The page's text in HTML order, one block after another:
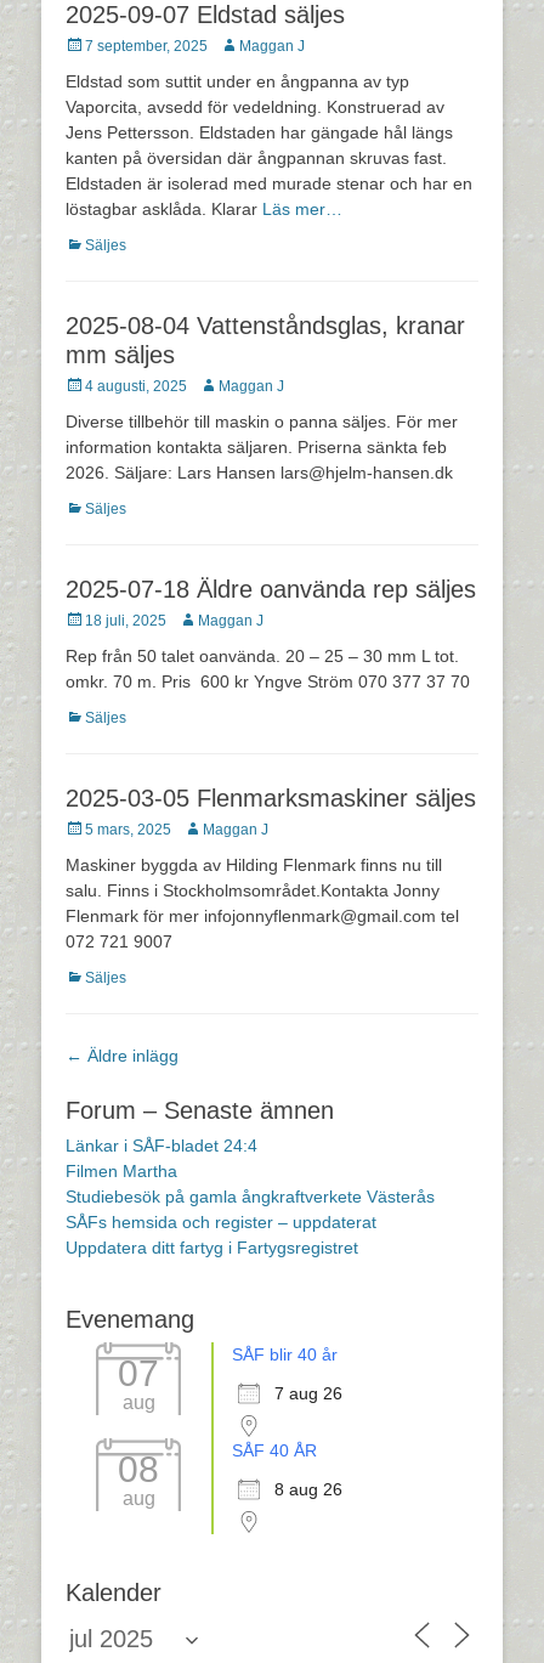
2025-09-07 Eldstad säljes
Postades
7 september, 2025 Författare
Maggan J
Eldstad som suttit under en ångpanna av typ
Vaporcita, avsedd för vedeldning. Konstruerad av
Jens Pettersson. Eldstaden har gängade hål längs
kanten på översidan där ångpannan skruvas fast.
Eldstaden är isolerad med murade stenar och har en
löstagbar asklåda. Klarar Läs mer…
Kategorier
Säljes
2025-08-04 Vattenståndsglas, kranar
mm säljes
Postades
4 augusti, 2025 Författare
Maggan J
Diverse tillbehör till maskin o panna säljes. För mer
information kontakta säljaren. Priserna sänkta feb
2026. Säljare: Lars Hansen lars@hjelm-hansen.dk
Kategorier
Säljes
2025-07-18 Äldre oanvända rep säljes
Postades
18 juli, 2025 Författare
Maggan J
Rep från 50 talet oanvända. 20 – 25 – 30 mm L tot.
omkr. 70 m. Pris 600 kr Yngve Ström 070 377 37 70
Kategorier
Säljes
2025-03-05 Flenmarksmaskiner säljes
Postades
5 mars, 2025 Författare
Maggan J
Maskiner byggda av Hilding Flenmark finns nu till
salu. Finns i Stockholmsområdet.Kontakta Jonny
Flenmark för mer infojonnyflenmark@gmail.com tel
072 721 9007
Kategorier
Säljes
Inläggsnavigering
← Äldre inlägg
Forum – Senaste ämnen
Länkar i SÅF-bladet 24:4
Filmen Martha
Studiebesök på gamla ångkraftverkete Västerås
SÅFs hemsida och register – uppdaterat
Uppdatera ditt fartyg i Fartygsregistret
Evenemang
07
aug
SÅF blir 40 år
7 aug 26
08
aug
SÅF 40 ÅR
8 aug 26
Kalender